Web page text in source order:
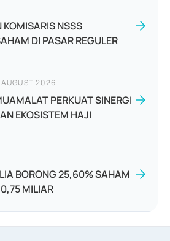
NSSS
DI PASAR REGULER
2026
PERKUAT SINERGI
EKOSISTEM HAJI
BORONG 25,60% SAHAM
MILIAR